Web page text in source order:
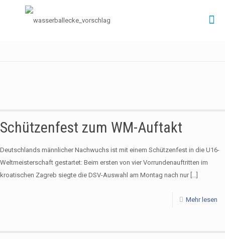
Schützenfest zum WM-Auftakt
Deutschlands männlicher Nachwuchs ist mit einem Schützenfest in die U16-
Weltmeisterschaft gestartet: Beim ersten von vier Vorrundenauftritten im
kroatischen Zagreb siegte die DSV-Auswahl am Montag nach nur[…]
Mehr lesen